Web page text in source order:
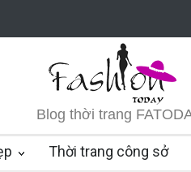
Blog thời trang
Thời trang công sở